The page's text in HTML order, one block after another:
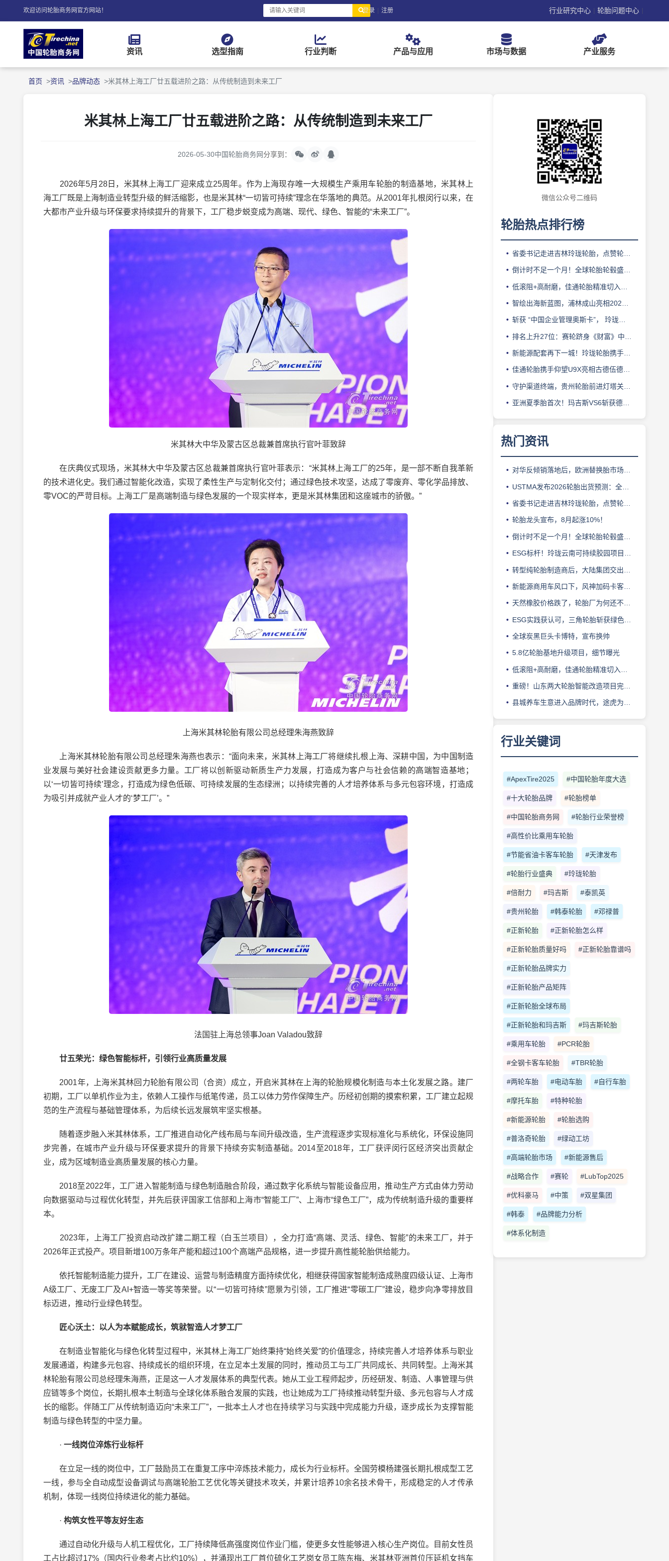
欢迎访问轮胎商务网官方网站！ 登录 | 注册 行业研究中心 | 轮胎问题中心 |
资讯 选型指南 行业判断 产品与应用 市场与数据 产业服务
首页 资讯 品牌动态 米其林上海工厂廿五载进阶之路：从传统制造到未来工厂
米其林上海工厂廿五载进阶之路：从传统制造到未来工厂
2026-05-30中国轮胎商务网分享到：
2026年5月28日，米其林上海工厂迎来成立25周年。作为上海现存唯一大规模生产乘用车轮胎的制造基地，米其林上
海工厂既是上海制造业转型升级的鲜活缩影，也是米其林“一切皆可持续”理念在华落地的典范。从2001年扎根闵行以来，在
大都市产业升级与环保要求持续提升的背景下，工厂稳步蜕变成为高端、现代、绿色、智能的“未来工厂”。
米其林大中华及蒙古区总裁兼首席执行官叶菲致辞
在庆典仪式现场，米其林大中华及蒙古区总裁兼首席执行官叶菲表示：“米其林上海工厂的25年，是一部不断自我革新
的技术进化史。我们通过智能化改造，实现了柔性生产与定制化交付；通过绿色技术攻坚，达成了零废弃、零化学品排放、
零VOC的严苛目标。上海工厂是高端制造与绿色发展的一个现实样本，更是米其林集团和这座城市的骄傲。”
上海米其林轮胎有限公司总经理朱海燕致辞
上海米其林轮胎有限公司总经理朱海燕也表示：“面向未来，米其林上海工厂将继续扎根上海、深耕中国，为中国制造
业发展与美好社会建设贡献更多力量。工厂将以创新驱动新质生产力发展，打造成为客户与社会信赖的高端智造基地；
以‘一切皆可持续’理念，打造成为绿色低碳、可持续发展的生态绿洲；以持续完善的人才培养体系与多元包容环境，打造成
为吸引并成就产业人才的‘梦工厂’。”
法国驻上海总领事Joan Valadou致辞
廿五荣光：绿色智能标杆，引领行业高质量发展
2001年，上海米其林回力轮胎有限公司（合资）成立，开启米其林在上海的轮胎规模化制造与本土化发展之路。建厂
初期，工厂以单机作业为主，依赖人工操作与纸笔传递，员工以体力劳作保障生产。历经初创期的摸索积累，工厂建立起规
范的生产流程与基础管理体系，为后续长远发展筑牢坚实根基。
随着逐步融入米其林体系，工厂推进自动化产线布局与车间升级改造，生产流程逐步实现标准化与系统化，环保设施同
步完善，在城市产业升级与环保要求提升的背景下持续夯实制造基础。2014至2018年，工厂获评闵行区经济突出贡献企
业，成为区域制造业高质量发展的核心力量。
2018至2022年，工厂进入智能制造与绿色制造融合阶段，通过数字化系统与智能设备应用，推动生产方式由体力劳动
向数据驱动与过程优化转型，并先后获评国家工信部和上海市“智能工厂”、上海市“绿色工厂”，成为传统制造升级的重要样
本。
2023年，上海工厂投资启动改扩建二期工程（白玉兰项目），全力打造“高端、灵活、绿色、智能”的未来工厂，并于
2026年正式投产。项目新增100万条年产能和超过100个高端产品规格，进一步提升高性能轮胎供给能力。
依托智能制造能力提升，工厂在建设、运营与制造精度方面持续优化，相继获得国家智能制造成熟度四级认证、上海市
A级工厂、无废工厂及AI+智造一等奖等荣誉。以“一切皆可持续”愿景为引领，工厂推进“零碳工厂”建设，稳步向净零排放目
标迈进，推动行业绿色转型。
匠心沃土：以人为本赋能成长，筑就智造人才梦工厂
在制造业智能化与绿色化转型过程中，米其林上海工厂始终秉持“始终关爱”的价值理念，持续完善人才培养体系与职业
发展通道，构建多元包容、持续成长的组织环境，在立足本土发展的同时，推动员工与工厂共同成长、共同转型。上海米其
林轮胎有限公司总经理朱海燕，正是这一人才发展体系的典型代表。她从工业工程师起步，历经研发、制造、人事管理与供
应链等多个岗位，长期扎根本土制造与全球化体系融合发展的实践，也让她成为工厂持续推动转型升级、多元包容与人才成
长的缩影。伴随工厂从传统制造迈向“未来工厂”，一批本土人才也在持续学习与实践中完成能力升级，逐步成长为支撑智能
制造与绿色转型的中坚力量。
· 一线岗位淬炼行业标杆
在立足一线的岗位中，工厂鼓励员工在重复工序中淬炼技术能力，成长为行业标杆。全国劳模杨建强长期扎根成型工艺
一线，参与全自动成型设备调试与高端轮胎工艺优化等关键技术攻关，并累计培养10余名技术骨干，形成稳定的人才传承
机制，体现一线岗位持续进化的能力基础。
· 构筑女性平等友好生态
通过自动化升级与人机工程优化，工厂持续降低高强度岗位作业门槛，使更多女性能够进入核心生产岗位。目前女性员
工占比超过17%（国内行业参考占比约10%），并涌现出工厂首位硫化工艺岗女员工陈东梅、米其林亚洲首位压延机女挡车
微信公众号二维码
轮胎热点排行榜
省委书记走进吉林玲珑轮胎，点赞轮胎智造标杆
倒计时不足一个月！全球轮胎轮毂盛会即将登陆上海！
低滚阻+高耐磨，佳通轮胎精准切入新能源轻卡赛道
智绘出海新蓝图，浦林成山亮相2026泰中合作博览会
斩获 “中国企业管理奥斯卡”， 玲珑轮胎蝉联 BMC 大奖
排名上升27位：赛轮跻身《财富》中国500强背后的增长逻辑
新能源配套再下一城！玲珑轮胎携手小鹏L03全球上市
佳通轮胎携手仰望U9X亮相古德伍德，以轮胎科技挑战性能边界
守护渠道终端，贵州轮胎前进灯塔关爱基金驰援长春受灾门店
亚洲夏季胎首次！玛吉斯VS6斩获德国TÜV SÜD高阶认证
热门资讯
对华反倾销落地后，欧洲替换胎市场迎来拐点
USTMA发布2026轮胎出货预测：全年3.303 亿条
省委书记走进吉林玲珑轮胎，点赞轮胎智造标杆
轮胎龙头宣布，8月起涨10%！
倒计时不足一个月！全球轮胎轮毂盛会即将登陆上海！
ESG标杆！玲珑云南可持续胶园项目获评最佳实践
转型纯轮胎制造商后，大陆集团交出亮眼业绩
新能源商用车风口下，风神加码卡客车胎产能
天然橡胶价格跌了，轮胎厂为何还不敢“松口气”？
ESG实践获认可，三角轮胎斩获绿色发展典范企业奖
全球炭黑巨头卡博特，宣布换帅
5.8亿轮胎基地升级项目，细节曝光
低滚阻+高耐磨，佳通轮胎精准切入新能源轻卡赛道
重磅！山东两大轮胎智能改造项目完成备案
县城养车生意进入品牌时代，途虎为何此时加码“万镇万店”？
行业关键词
#ApexTire2025 #中国轮胎年度大选
#十大轮胎品牌 #轮胎榜单
#中国轮胎商务网 #轮胎行业荣誉榜
#高性价比乘用车轮胎
#节能省油卡客车轮胎 #天津发布
#轮胎行业盛典 #玲珑轮胎
#倍耐力 #玛吉斯 #泰凯英
#贵州轮胎 #韩泰轮胎 #邓禄普
#正新轮胎 #正新轮胎怎么样
#正新轮胎质量好吗 #正新轮胎靠谱吗
#正新轮胎品牌实力
#正新轮胎产品矩阵
#正新轮胎全球布局
#正新轮胎和玛吉斯 #玛吉斯轮胎
#乘用车轮胎 #PCR轮胎
#全钢卡客车轮胎 #TBR轮胎
#两轮车胎 #电动车胎 #自行车胎
#摩托车胎 #特种轮胎
#新能源轮胎 #轮胎选购
#普洛奇轮胎 #绿动工坊
#高端轮胎市场 #新能源售后
#战略合作 #赛轮 #LubTop2025
#优科豪马 #中策 #双星集团
#韩泰 #品牌能力分析
#体系化制造